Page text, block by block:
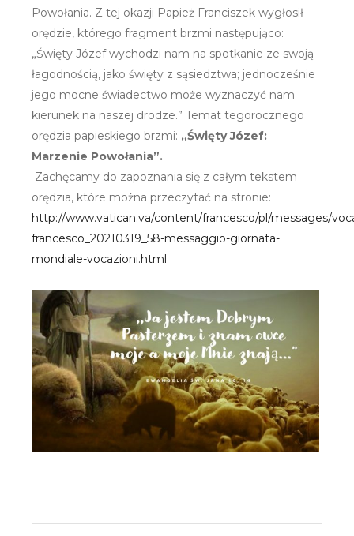
Powołania. Z tej okazji Papież Franciszek wygłosił
orędzie, którego fragment brzmi następująco:
„Święty Józef wychodzi nam na spotkanie ze swoją
łagodnością, jako święty z sąsiedztwa; jednocześnie
jego mocne świadectwo może wyznaczyć nam
kierunek na naszej drodze.” Temat tegorocznego
orędzia papieskiego brzmi: „Święty Józef:
Marzenie Powołania”.
Zachęcamy do zapoznania się z całym tekstem
orędzia, które można przeczytać na stronie:
http://www.vatican.va/content/francesco/pl/messages/
francesco_20210319_58-messaggio-giornata-
mondiale-vocazioni.html